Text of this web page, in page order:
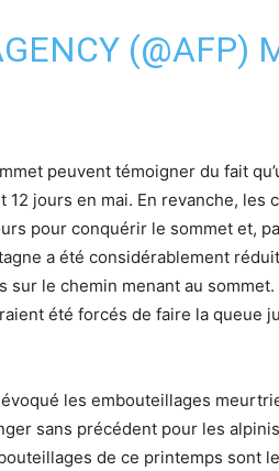
(@AFP)
peuvent témoigner du fait
12 jours en mai. En revanche,
pour conquérir le sommet et,
a été considérablement
sur le chemin menant au
été forcés de faire la queue
les embouteillages
sans précédent pour les
de ce printemps sont